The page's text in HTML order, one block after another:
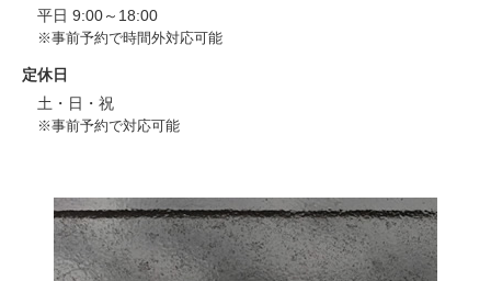
平日 9:00～18:00
※事前予約で時間外対応可能
定休日
土・日・祝
※事前予約で対応可能